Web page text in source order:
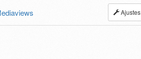
Ajustes